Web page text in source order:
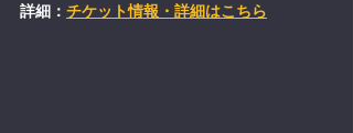
詳細： チケット情報・詳細はこちら